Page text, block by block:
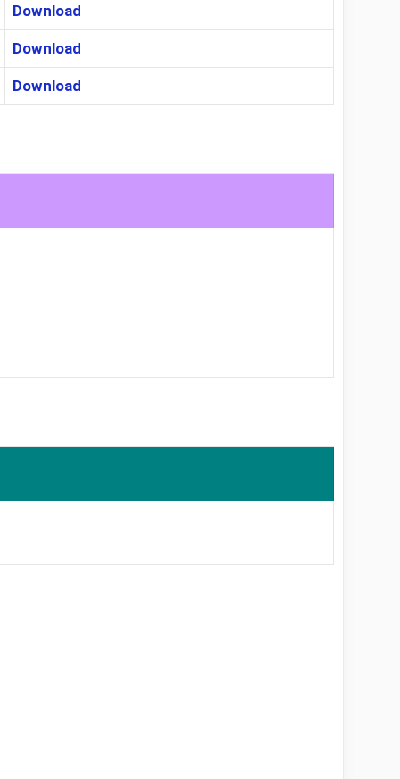
Download
Download
Download